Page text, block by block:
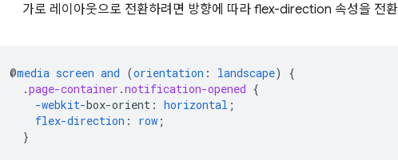
가로 레이아웃으로 전환하려면 방향에 따라 flex-direction 속성을 전
@media screen and (orientation : landscape)
{
.page-container .notification-opened {
-webkit-box-orient : horizontal ;
flex-direction : row ;
}